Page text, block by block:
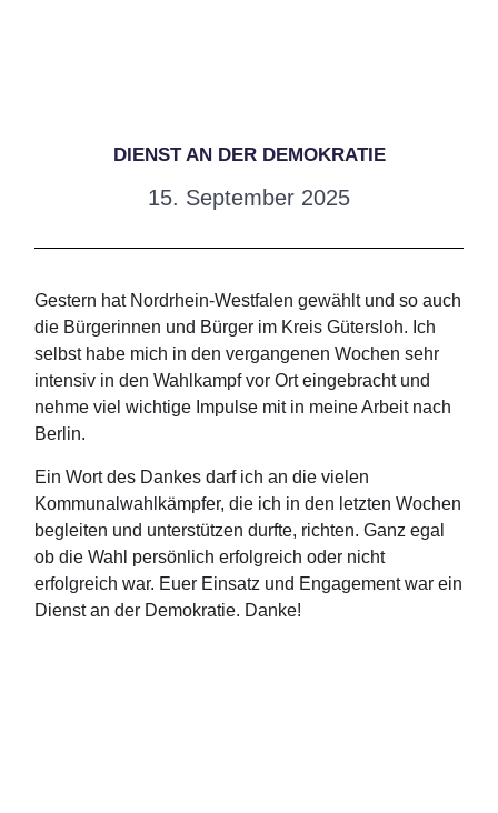
DIENST AN DER DEMOKRATIE
15. September 2025
Gestern hat Nordrhein-Westfalen gewählt und so auch
die Bürgerinnen und Bürger im Kreis Gütersloh. Ich
selbst habe mich in den vergangenen Wochen sehr
intensiv in den Wahlkampf vor Ort eingebracht und
nehme viel wichtige Impulse mit in meine Arbeit nach
Berlin.
Ein Wort des Dankes darf ich an die vielen
Kommunalwahlkämpfer, die ich in den letzten Wochen
begleiten und unterstützen durfte, richten. Ganz egal
ob die Wahl persönlich erfolgreich oder nicht
erfolgreich war. Euer Einsatz und Engagement war ein
Dienst an der Demokratie. Danke!